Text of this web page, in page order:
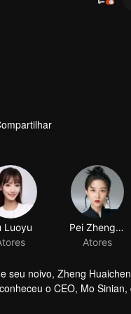
noivo, Zheng
o CEO, Mo
Mo Sinian ajudou Bai